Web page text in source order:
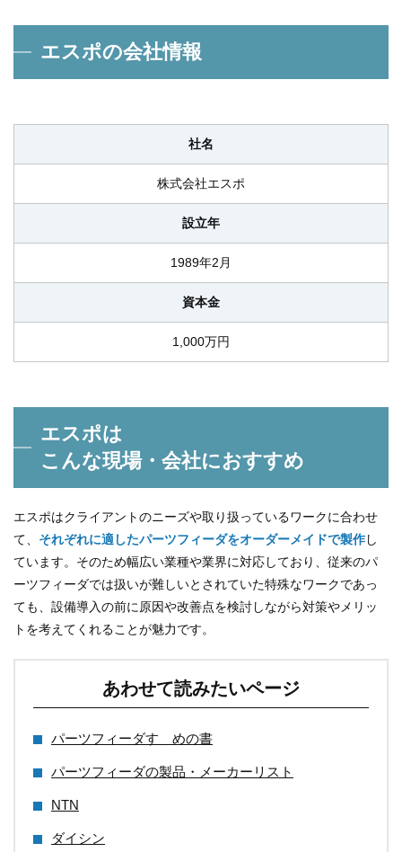
エスポの会社情報
社名
株式会社エスポ
設立年
1989年2月
資本金
1,000万円
エスポは
こんな現場・会社におすすめ
エスポはクライアントのニーズや取り扱っているワークに合わせ
て、 それぞれに適したパーツフィーダをオーダーメイドで製作し
ています。そのため幅広い業種や業界に対応しており、従来のパ
ーツフィーダでは扱いが難しいとされていた特殊なワークであっ
ても、設備導入の前に原因や改善点を検討しながら対策やメリッ
トを考えてくれることが魅力です。
あわせて読みたいページ
パーツフィーダすゝめの書
パーツフィーダの製品・メーカーリスト
NTN
ダイシン